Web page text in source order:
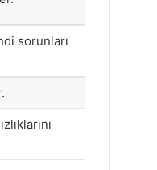
sorunları